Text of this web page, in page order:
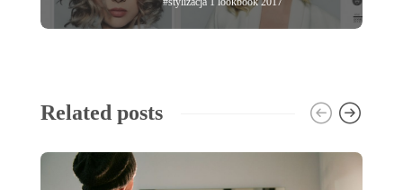
Related posts